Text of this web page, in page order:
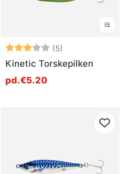
Note: (5)
Kinetic Torskepilken
pd.€5.20